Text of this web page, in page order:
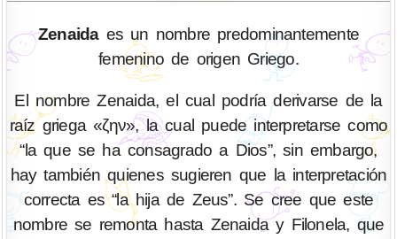
Zenaidaes un nombre predominantemente
femenino de origen Griego.
El nombre Zenaida, el cual podría derivarse de la
raíz griega «ζην», la cual puede interpretarse como
“la que se ha consagrado a Dios”, sin embargo,
hay también quienes sugieren que la interpretación
correcta es “la hija de Zeus”. Se cree que este
nombre se remonta hasta Zenaida y Filonela, que